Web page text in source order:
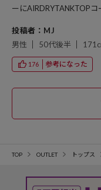
ーにAIRDRYTANKTOP
投稿者：MJ
男性
50代後半
176 参考になった
TOP OUTLET トップス